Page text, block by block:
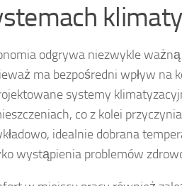
odgrywa niezwykle
ma bezpośredni wpływ
systemy
co z kolei
idealnie dobrana
wystąpienia problemów